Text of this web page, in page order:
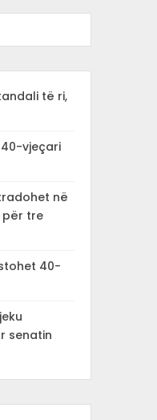
të ri,
vjeçari
në
për tre
40-
senatin